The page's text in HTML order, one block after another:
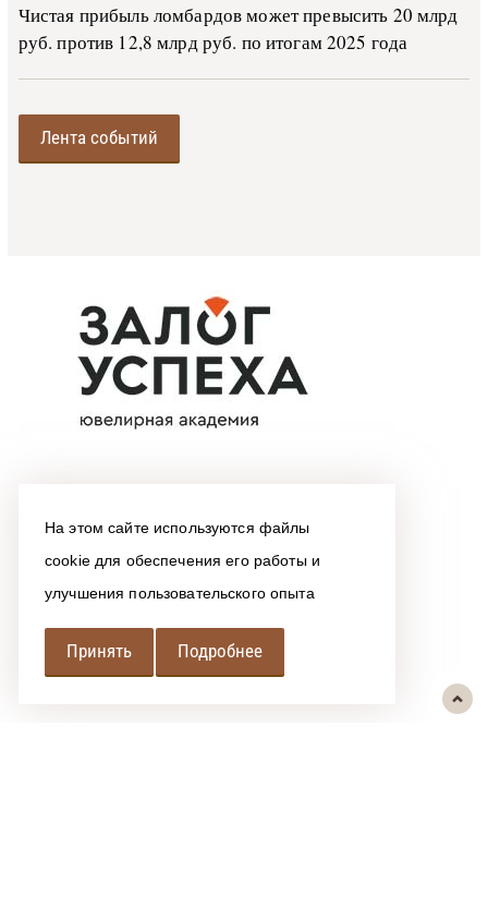
На этом сайте используются файлы
cookie для обеспечения его работы и
улучшения пользовательского опыта
Принять Подробнее
Чистая прибыль ломбардов может превысить 20 млрд
руб. против 12,8 млрд руб. по итогам 2025 года
Лента событий